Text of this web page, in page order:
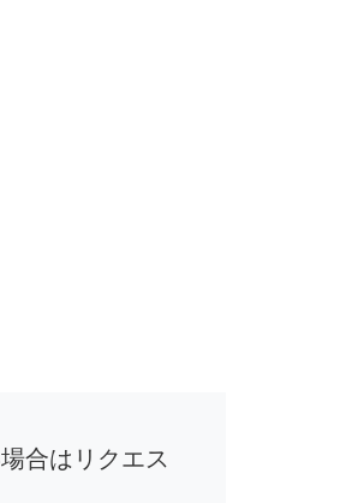
合はリクエス